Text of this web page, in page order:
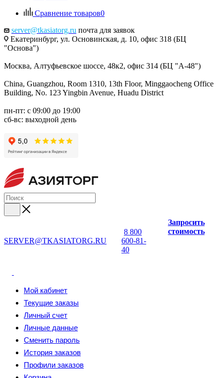
Сравнение товаров0
server@tkasiatorg.ru почта для заявок
Екатеринбург, ул. Основинская, д. 10, офис 318 (БЦ
"Основа")
Москва, Алтуфьевское шоссе, 48к2, офис 314 (БЦ "А-48")
China, Guangzhou, Room 1310, 13th Floor, Minggaocheng Office
Building, No. 123 Yingbin Avenue, Huadu District
пн-пт: с 09:00 до 19:00
сб-вс: выходной день
SERVER@TKASIATORG.RU
8 800
600-81-
40
Запросить
стоимость
Мой кабинет
Текущие заказы
Личный счет
Личные данные
Сменить пароль
История заказов
Профили заказов